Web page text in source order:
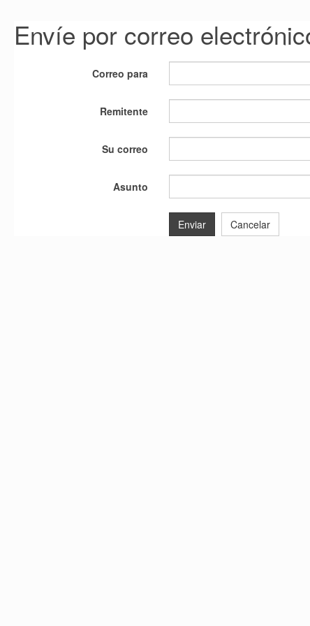
Envíe por correo
Correo para
Remitente
Su correo
Asunto
Enviar Cancelar